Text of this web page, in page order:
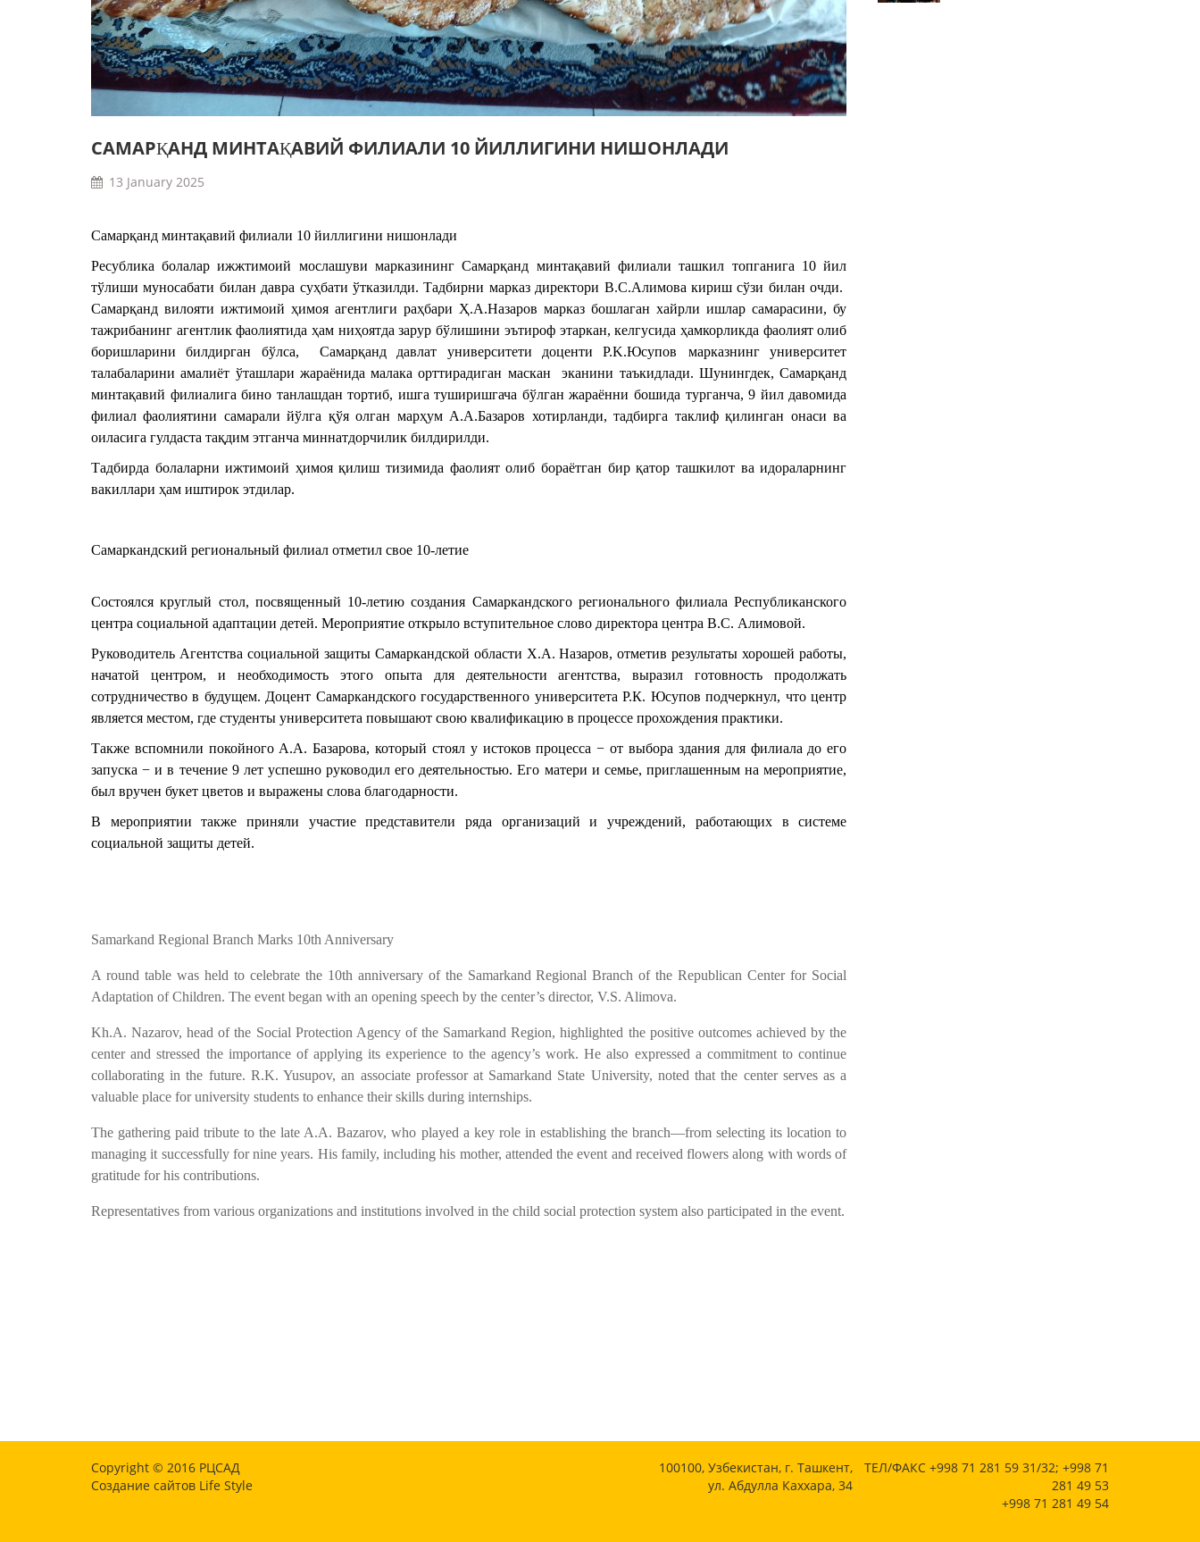
САМАРҚАНД МИНТАҚАВИЙ ФИЛИАЛИ 10 ЙИЛЛИГИНИ НИШОНЛАДИ
13 January 2025
Самарқанд минтақавий филиали 10 йиллигини нишонлади
Ресублика болалар ижжтимоий мослашуви марказининг Самарқанд минтақавий филиали ташкил топганига 10 йил
тўлиши муносабати билан давра суҳбати ўтказилди. Тадбирни марказ директори В.С.Алимова кириш сўзи билан очди.
Самарқанд вилояти ижтимоий ҳимоя агентлиги раҳбари Ҳ.A.Назаров марказ бошлаган хайрли ишлар самарасини, бу
тажрибанинг агентлик фаолиятида ҳам ниҳоятда зарур бўлишини эътироф этаркан, келгусида ҳамкорликда фаолият олиб
боришларини билдирган бўлса,
Самарқанд давлат университети доценти Р.K.Юсупов
марказнинг университет
талабаларини амалиёт ўташлари жараёнида малака орттирадиган маскан
эканини таъкидлади. Шунингдек, Самарқанд
минтақавий филиалига бино танлашдан тортиб, ишга туширишгача бўлган жараённи бошида турганча, 9 йил давомида
филиал фаолиятини самарали йўлга қўя олган марҳум А.А.Базаров хотирланди, тадбирга таклиф қилинган онаси ва
оиласига гулдаста тақдим этганча миннатдорчилик билдирилди.
Тадбирда болаларни ижтимоий ҳимоя қилиш тизимида фаолият олиб бораётган бир қатор ташкилот ва идораларнинг
вакиллари ҳам иштирок этдилар.
Самаркандский региональный филиал отметил свое 10-летие
Состоялся круглый стол, посвященный 10-летию создания Самаркандского регионального филиала Республиканского
центра социальной адаптации детей. Мероприятие открыло вступительное слово директора центра В.С. Алимовой.
Руководитель Агентства социальной защиты Самаркандской области Х.А. Назаров, отметив результаты хорошей работы,
начатой центром, и необходимость этого опыта для деятельности агентства, выразил готовность продолжать
сотрудничество в будущем. Доцент Самаркандского государственного университета Р.К. Юсупов подчеркнул, что центр
является местом, где студенты университета повышают свою квалификацию в процессе прохождения практики.
Также вспомнили покойного А.А. Базарова, который стоял у истоков процесса − от выбора здания для филиала до его
запуска − и в течение 9 лет успешно руководил его деятельностью. Его матери и семье, приглашенным на мероприятие,
был вручен букет цветов и выражены слова благодарности.
В мероприятии также приняли участие представители ряда организаций и учреждений, работающих в системе
социальной защиты детей.
Samarkand Regional Branch Marks 10th Anniversary
A round table was held to celebrate the 10th anniversary of the Samarkand Regional Branch of the Republican Center for Social
Adaptation of Children. The event began with an opening speech by the center’s director, V.S. Alimova.
Kh.A. Nazarov, head of the Social Protection Agency of the Samarkand Region, highlighted the positive outcomes achieved by the
center and stressed the importance of applying its experience to the agency’s work. He also expressed a commitment to continue
collaborating in the future. R.K. Yusupov, an associate professor at Samarkand State University, noted that the center serves as a
valuable place for university students to enhance their skills during internships.
The gathering paid tribute to the late A.A. Bazarov, who played a key role in establishing the branch—from selecting its location to
managing it successfully for nine years. His family, including his mother, attended the event and received flowers along with words of
gratitude for his contributions.
Representatives from various organizations and institutions involved in the child social protection system also participated in the event.
Copyright © 2016 РЦСАД
Создание сайтов Life Style
100100, Узбекистан, г. Ташкент,
ул. Абдулла Каххара, 34
ТЕЛ/ФАКС +998 71 281 59 31/32; +998 71
281 49 53
+998 71 281 49 54